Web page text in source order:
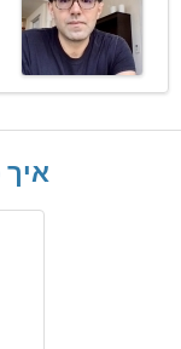
איך ArgDatingGo עובד